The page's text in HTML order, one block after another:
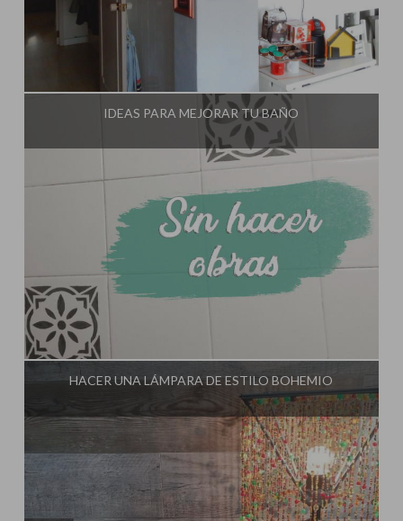
Influencer: El Taller de Ire
IDEAS PARA MEJORAR TU BAÑO
HACER UNA LÁMPARA DE ESTILO BOHEMIO